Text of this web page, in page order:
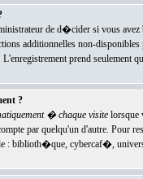
de d�cider si vous
additionnelles non-
prend seulement
?
� chaque visitelorsque
par quelqu'un d'autre. Pour
: biblioth�que, cybercaf�,